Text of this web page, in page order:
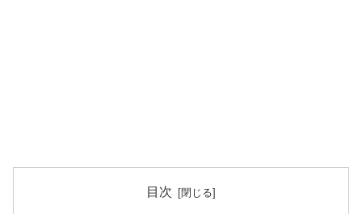
目次